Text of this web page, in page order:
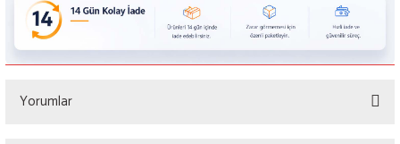
Yorumlar